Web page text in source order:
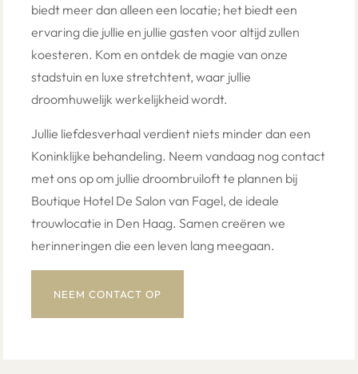
biedt meer dan alleen een locatie; het biedt een
ervaring die jullie en jullie gasten voor altijd zullen
koesteren. Kom en ontdek de magie van onze
stadstuin en luxe stretchtent, waar jullie
droomhuwelijk werkelijkheid wordt.
Jullie liefdesverhaal verdient niets minder dan een
Koninklijke behandeling. Neem vandaag nog contact
met ons op om jullie droombruiloft te plannen bij
Boutique Hotel De Salon van Fagel, de ideale
trouwlocatie in Den Haag. Samen creëren we
herinneringen die een leven lang meegaan.
NEEM CONTACT OP